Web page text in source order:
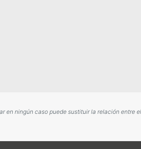
en ningún caso puede sustituir la relación